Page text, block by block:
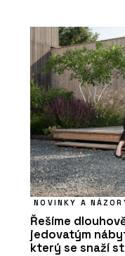
NOVINKY A
Řešíme
jedovatým
který se snaží